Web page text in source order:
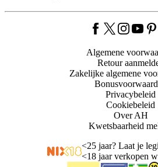
Algemene
Retour
Zakelijke algemene
Privacybeleid
Cookiebeleid
Over AH
Kwetsbaarheid
<25 jaar? Laat je
<18 jaar verkopen